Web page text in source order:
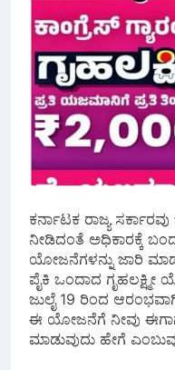
ಕರ್ನಾಟಕ ರಾಜ್ಯ
ನೀಡಿದಂತೆ ಅಧಿಕಾರಕ್ಕೆ
ಯೋಜನೆಗಳನ್ನು ಜಾರಿ
ಪೈಕಿ ಒಂದಾದ
ಜುಲೈ 19 ರಿಂದ
ಈ ಯೋಜನೆಗೆ ನೀವು
ಮಾಡುವುದು ಹೇಗೆ